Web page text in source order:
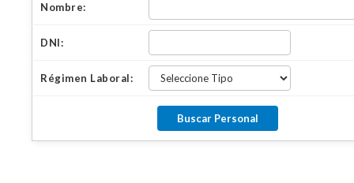
Nombre:
DNI:
Régimen Laboral: